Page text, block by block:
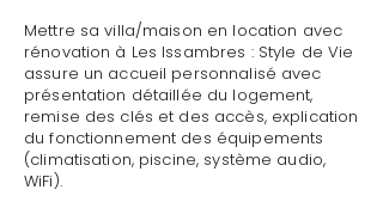
Mettre sa villa/maison en location avec
rénovation à Les Issambres : Style de Vie
assure un accueil personnalisé avec
présentation détaillée du logement,
remise des clés et des accès, explication
du fonctionnement des équipements
(climatisation, piscine, système audio,
WiFi).